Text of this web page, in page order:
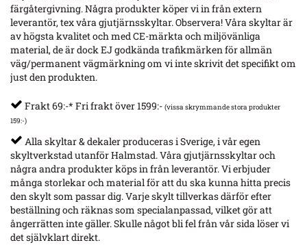
färgåtergivning. Några produkter köper vi in från extern
leverantör, tex våra gjutjärnsskyltar. Observera! Våra skyltar är
av högsta kvalitet och med CE-märkta och miljövänliga
material, de är dock EJ godkända trafikmärken för allmän
väg/permanent vägmärkning om vi inte skrivit det specifikt om
just den produkten.
Frakt 69:-* Fri frakt över 1599:- (vissa skrymmande stora produkter
159:-)
Alla skyltar & dekaler produceras i Sverige, i vår egen
skyltverkstad utanför Halmstad. Våra gjutjärnsskyltar och
några andra produkter köps in från leverantör. Vi erbjuder
många storlekar och material för att du ska kunna hitta precis
den skylt som passar dig. Varje skylt tillverkas därför efter
beställning och räknas som specialanpassad, vilket gör att
ångerrätten inte gäller. Skulle något bli fel från vår sida löser vi
det självklart direkt.